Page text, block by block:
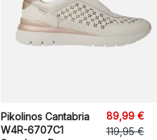
Pikolinos Cantabria
W4R-6707C1
89,99 €
119,95 €